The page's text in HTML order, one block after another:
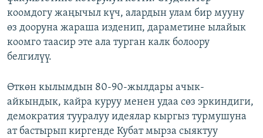
коомдогу жаңычыл күч, алардын улам бир мууну
өз дооруна жараша изденип, дараметине ылайык
коомго таасир эте ала турган калк болоору
белгилүү.
Өткөн кылымдын 80-90-жылдары ачык-
айкындык, кайра куруу менен удаа сөз эркиндиги,
демократия тууралуу идеялар кыргыз турмушуна
ат бастырып киргенде Кубат мырза сыяктуу